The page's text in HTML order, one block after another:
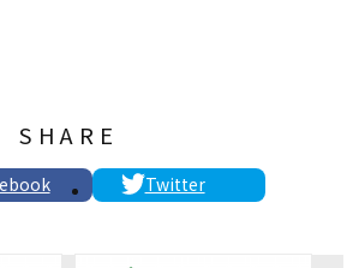
SHARE
Twitter